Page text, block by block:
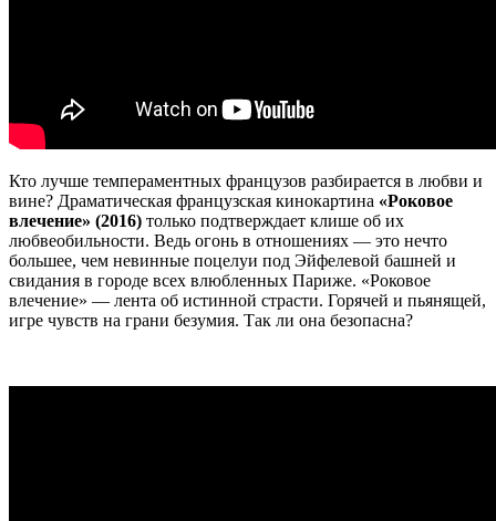
Кто лучше темпераментных французов разбирается в любви и
вине? Драматическая французская кинокартина «Роковое
влечение» (2016) только подтверждает клише об их
любвеобильности. Ведь огонь в отношениях — это нечто
большее, чем невинные поцелуи под Эйфелевой башней и
свидания в городе всех влюбленных Париже. «Роковое
влечение» — лента об истинной страсти. Горячей и пьянящей,
игре чувств на грани безумия. Так ли она безопасна?